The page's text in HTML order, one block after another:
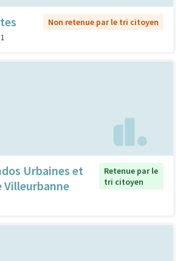
Non retenue par le tri citoyen
Urbaines et
Villeurbanne
Retenue par le
tri citoyen